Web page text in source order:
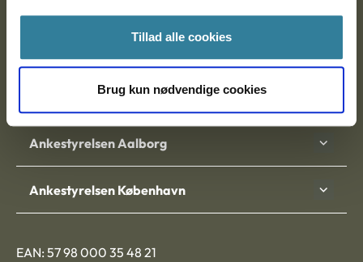
Tillad alle cookies
Brug kun nødvendige cookies
Nytorv 7, 2. sal
Ankestyrelsen Aalborg
Ankestyrelsen København
EAN: 57 98 000 35 48 21